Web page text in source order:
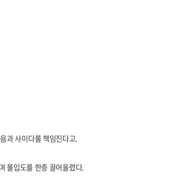
과 사이다를 책임진다고.
몰입도를 한층 끌어올렸다.